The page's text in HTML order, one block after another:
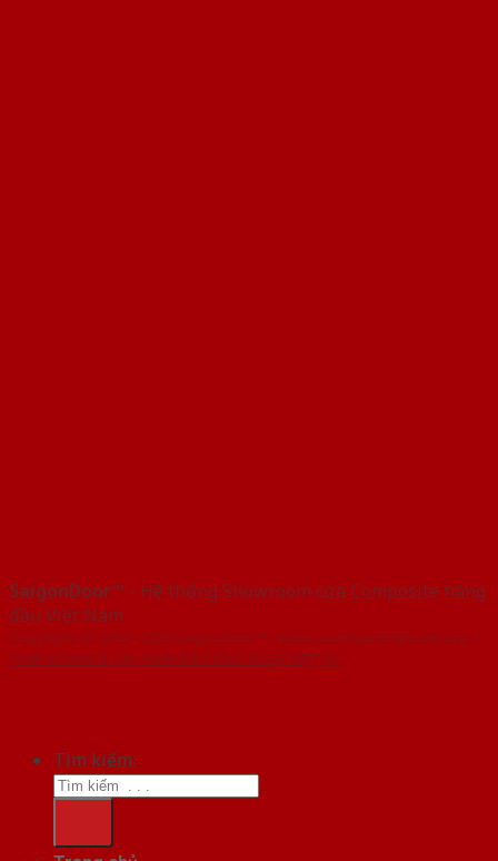
SaigonDoor™ - Hệ thống Showroom cửa Composite hàng
đầu Việt Nam
Copyright ⓒ 2016 – 2026 SaigonDoor™ - www.cuanhuacomposite.org |
Thiết kế Web & Vận hành bởi CÔNG NGHỆ VIỆT JSC
Tìm kiếm: